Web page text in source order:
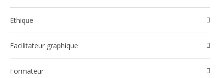
Ethique
Facilitateur graphique
Formateur